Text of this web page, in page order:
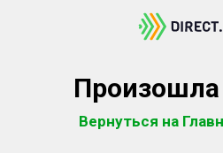
Вернуться на